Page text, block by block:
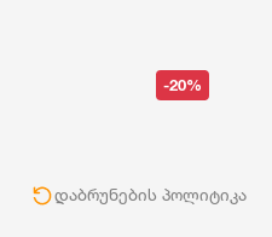
-20%
დაბრუნების პოლიტიკა